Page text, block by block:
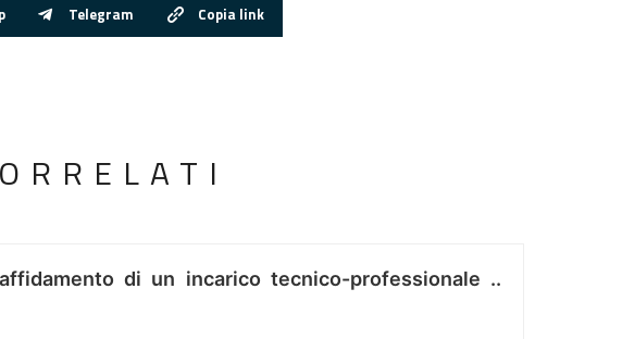
Telegram Copia link
di un incarico tecnico-professionale ..